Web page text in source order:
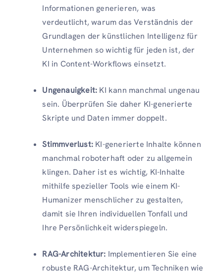
Informationen generieren, was
verdeutlicht, warum das Verständnis der
Grundlagen der künstlichen Intelligenz für
Unternehmen so wichtig für jeden ist, der
KI in Content-Workflows einsetzt.
Ungenauigkeit: KI kann manchmal ungenau
sein. Überprüfen Sie daher KI-generierte
Skripte und Daten immer doppelt.
Stimmverlust: KI-generierte Inhalte können
manchmal roboterhaft oder zu allgemein
klingen. Daher ist es wichtig, KI-Inhalte
mithilfe spezieller Tools wie einem KI-
Humanizer menschlicher zu gestalten,
damit sie Ihren individuellen Tonfall und
Ihre Persönlichkeit widerspiegeln.
RAG-Architektur: Implementieren Sie eine
robuste RAG-Architektur, um Techniken wie